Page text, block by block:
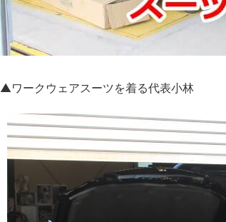
▲ワークウェアスーツを着る代表小林